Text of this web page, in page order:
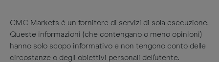
CMC Markets è un fornitore di servizi di sola esecuzione.
Queste informazioni (che contengano o meno opinioni)
hanno solo scopo informativo e non tengono conto delle
circostanze o degli obiettivi personali dell'utente.